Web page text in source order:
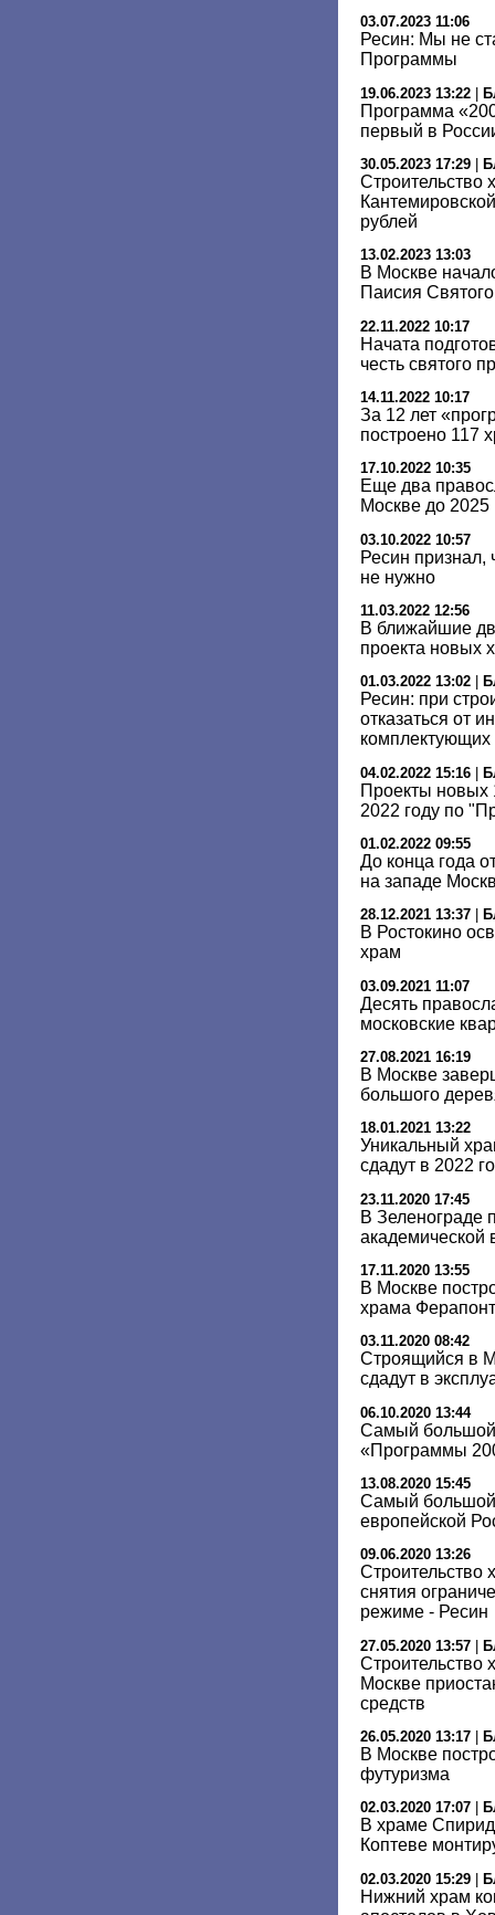
03.07.2023 11:06
Ресин: Мы не
Программы
19.06.2023 13:22
Программа
первый в
30.05.2023 17:29
Строительство
рублей
13.02.2023 13:03
В Москве
Паисия
22.11.2022 10:17
Начата
честь святого
14.11.2022 10:17
За 12 лет
построено 117
17.10.2022 10:35
Еще два
Москве до 2025
03.10.2022 10:57
Ресин признал,
не нужно
11.03.2022 12:56
В ближайшие
проекта новых
01.03.2022 13:02
Ресин: при
отказаться от
комплектующих
04.02.2022 15:16
Проекты новых
2022 году по
01.02.2022 09:55
До конца года
на западе
28.12.2021 13:37
В Ростокино
храм
03.09.2021 11:07
Десять
московские
27.08.2021 16:19
В Москве
большого
18.01.2021 13:22
Уникальный
сдадут в 2022
23.11.2020 17:45
В Зеленограде
академической
17.11.2020 13:55
В Москве
храма
03.11.2020 08:42
Строящийся в
сдадут в
06.10.2020 13:44
Самый большой
«Программы
13.08.2020 15:45
Самый
европейской
09.06.2020 13:26
Cтроительство
снятия
режиме - Ресин
27.05.2020 13:57 |
Строительство
Москве
средств
26.05.2020 13:17
В Москве
футуризма
02.03.2020 17:07
В храме
Коптеве
02.03.2020 15:29 |
Нижний храм